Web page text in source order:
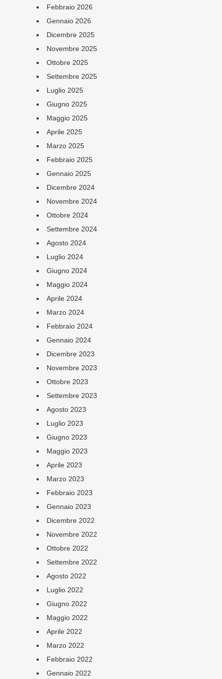
Febbraio 2026
Gennaio 2026
Dicembre 2025
Novembre 2025
Ottobre 2025
Settembre 2025
Luglio 2025
Giugno 2025
Maggio 2025
Aprile 2025
Marzo 2025
Febbraio 2025
Gennaio 2025
Dicembre 2024
Novembre 2024
Ottobre 2024
Settembre 2024
Agosto 2024
Luglio 2024
Giugno 2024
Maggio 2024
Aprile 2024
Marzo 2024
Febbraio 2024
Gennaio 2024
Dicembre 2023
Novembre 2023
Ottobre 2023
Settembre 2023
Agosto 2023
Luglio 2023
Giugno 2023
Maggio 2023
Aprile 2023
Marzo 2023
Febbraio 2023
Gennaio 2023
Dicembre 2022
Novembre 2022
Ottobre 2022
Settembre 2022
Agosto 2022
Luglio 2022
Giugno 2022
Maggio 2022
Aprile 2022
Marzo 2022
Febbraio 2022
Gennaio 2022